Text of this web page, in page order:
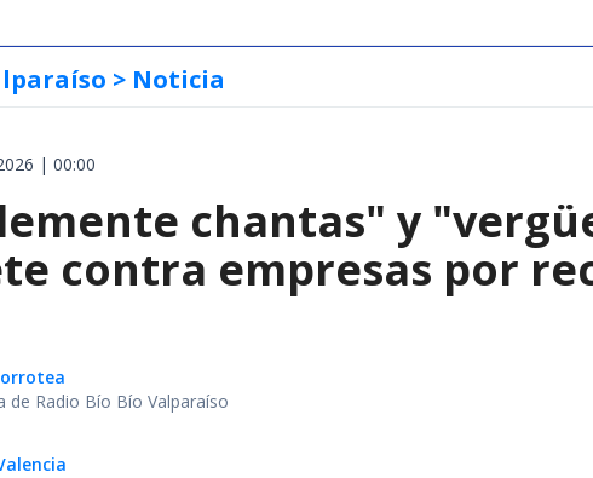
> Noticia
| 00:00
chantas" y
contra empresas por
de Radio Bío Bío Valparaíso